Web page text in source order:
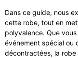
Dans ce guide, nous
cette robe, tout en
polyvalence. Que
événement spécial ou
décontractées, la